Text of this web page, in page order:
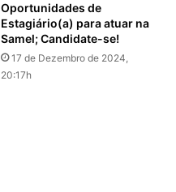
Oportunidades de
Estagiário(a) para atuar na
Samel; Candidate-se!
17 de Dezembro de 2024,
20:17h